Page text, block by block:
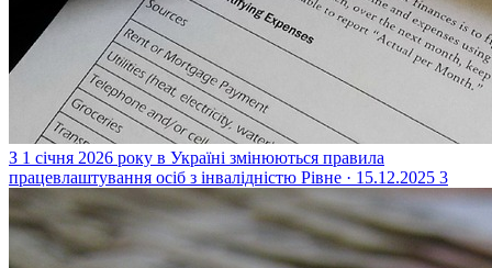
З 1 січня 2026 року в Україні змінюються правила
працевлаштування осіб з інвалідністю Рівне · 15.12.2025 3